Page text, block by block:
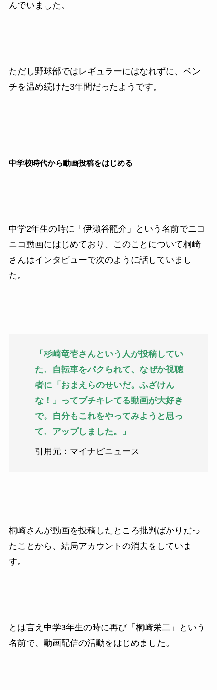
んでいました。
ただし野球部ではレギュラーにはなれずに、ベン
チを温め続けた3年間だったようです。
中学校時代から動画投稿をはじめる
中学2年生の時に「伊瀬谷龍介」という名前でニコ
ニコ動画にはじめており、このことについて桐崎
さんはインタビューで次のように話していまし
た。
「杉崎竜壱さんという人が投稿してい
た、自転車をパクられて、なぜか視聴
者に「おまえらのせいだ。ふざけん
な！」ってブチキレてる動画が大好き
で。自分もこれをやってみようと思っ
て、アップしました。」
引用元：マイナビニュース
桐崎さんが動画を投稿したところ批判ばかりだっ
たことから、結局アカウントの消去をしていま
す。
とは言え中学3年生の時に再び「桐崎栄二」という
名前で、動画配信の活動をはじめました。